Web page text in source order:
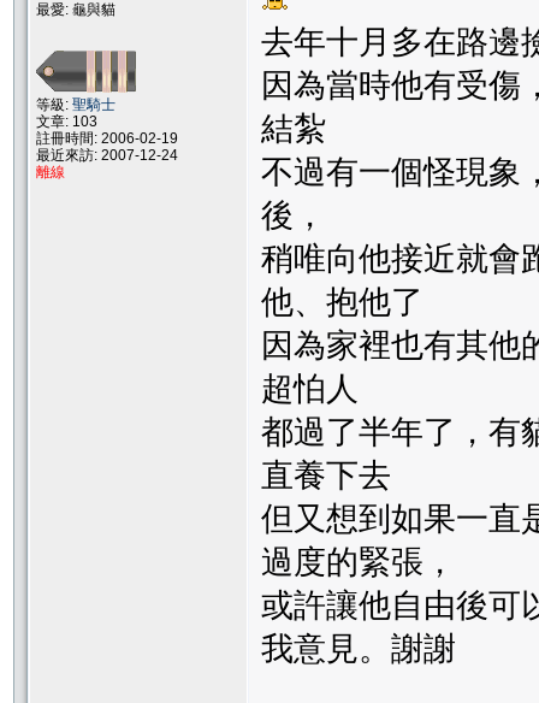
最愛: 龜與貓
等級: 聖騎士
文章: 103
註冊時間: 2006-02-19
最近來訪: 2007-12-24
離線
去年十月多在路邊
因為當時他有受傷
結紮
不過有一個怪現象
後，
稍唯向他接近就會
他、抱他了
因為家裡也有其他
超怕人
都過了半年了，有
直養下去
但又想到如果一直
過度的緊張，
或許讓他自由後可
我意見。謝謝